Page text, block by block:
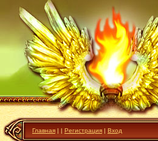
Главная | | Регистрация | Вход